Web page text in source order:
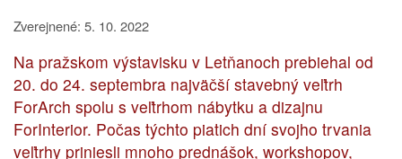
Zverejnené: 5. 10. 2022
Na pražskom výstavisku v Letňanoch prebiehal od
20. do 24. septembra najväčší stavebný veľtrh
ForArch spolu s veľtrhom nábytku a dizajnu
ForInterior. Počas týchto piatich dní svojho trvania
veľtrhy priniesli mnoho prednášok, workshopov,